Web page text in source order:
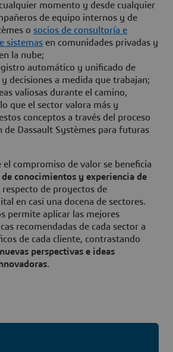
momento y desde cualquier
de equipo internos y de
o socios de consultoría e
sistemas en comunidades privadas y
la nube;
automático y unificado de
decisiones a medida que trabajan;
valiosas durante el camino,
que el sector valora más y
conceptos a través del proceso
de Dassault Systèmes para futuras
el compromiso de valor se beneficia
conocimientos y experiencia de
respecto de proyectos de
en casi una docena de sectores.
permite aplicar las mejores
recomendadas de cada sector a
de cada cliente, contrastando
nuevas perspectivas e ideas
.